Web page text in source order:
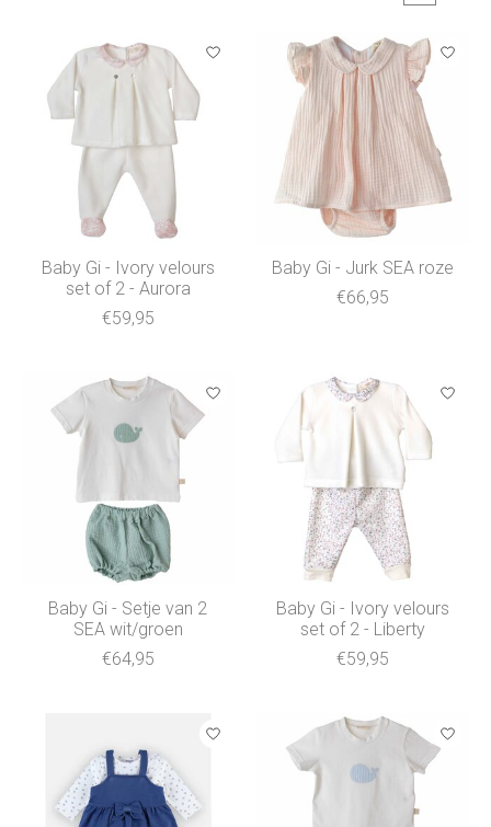
Baby Gi - Ivory velours
set of 2 - Aurora
€59,95
Baby Gi - Jurk SEA roze
€66,95
Baby Gi - Setje van 2
SEA wit/groen
€64,95
Baby Gi - Ivory velours
set of 2 - Liberty
€59,95